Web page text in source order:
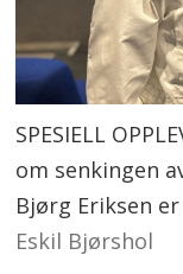
SPESIELL
om senkingen
Bjørg Eriksen
Eskil Bjørshol